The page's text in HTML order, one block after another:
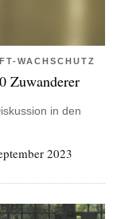
WACHSCHUTZ
Zuwanderer
in den
2023